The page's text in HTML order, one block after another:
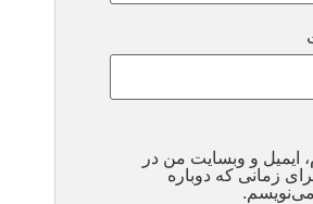
ایمیل و وبسایت من در
زمانی که دوباره